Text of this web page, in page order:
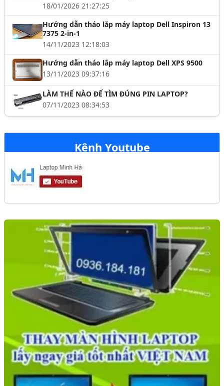
18/01/2026 21:27:25
Hướng dẫn tháo lắp máy laptop Dell Inspiron 13
7375 2-in-1
14/11/2023 12:18:03
Hướng dẫn tháo lắp máy laptop Dell XPS 9500
13/11/2023 09:37:16
LÀM THẾ NÀO ĐỂ TÌM ĐÚNG PIN LAPTOP?
07/11/2023 08:34:53
Kênh Youtube